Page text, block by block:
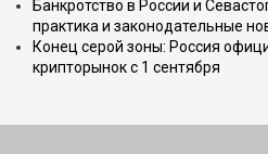
Банкротство в России и
практика и законодательные
Конец серой зоны: Россия
крипторынок с 1 сентября